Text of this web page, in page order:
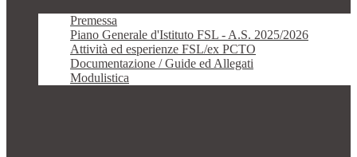
Premessa
Piano Generale d'Istituto FSL - A.S. 2025/2026
Attività ed esperienze FSL/ex PCTO
Documentazione / Guide ed Allegati
Modulistica